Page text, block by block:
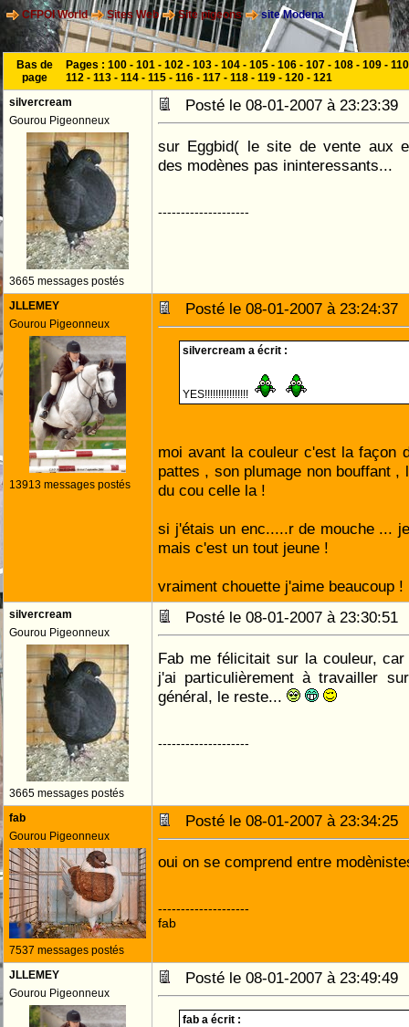
CFPOI World Sites Web Site pigeons site Modena
Bas de
page
Pages : 100 - 101 - 102 - 103 - 104 - 105 - 106 - 107 - 108 - 109 - 110
112 - 113 - 114 - 115 - 116 - 117 - 118 - 119 - 120 - 121
silvercream
Gourou Pigeonneux
3665 messages postés
Posté le 08-01-2007 à
sur Eggbid( le site de vente aux
des modènes pas ininteressants...
--------------------
JLLEMEY
Gourou Pigeonneux
13913 messages postés
Posté le 08-01-2007 à
silvercream a écrit :
YES!!!!!!!!!!!!!!!!
moi avant la couleur c'est la façon
pattes , son plumage non bouffant
du cou celle la !
si j'étais un enc.....r de mouche ...
mais c'est un tout jeune !
vraiment chouette j'aime beaucoup !
silvercream
Gourou Pigeonneux
3665 messages postés
Posté le 08-01-2007 à
Fab me félicitait sur la couleur,
j'ai particulièrement à travailler
général, le reste...
--------------------
fab
Gourou Pigeonneux
7537 messages postés
Posté le 08-01-2007 à
oui on se comprend entre
--------------------
fab
JLLEMEY
Gourou Pigeonneux
Posté le 08-01-2007 à
fab a écrit :